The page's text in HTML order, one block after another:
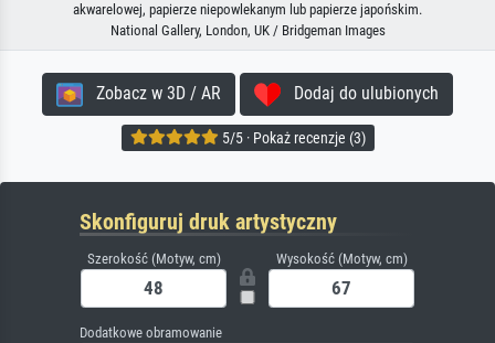
akwarelowej, papierze niepowlekanym lub papierze japońskim.
National Gallery, London, UK / Bridgeman Images
Zobacz w 3D / AR Dodaj do ulubionych
5/5 · Pokaż recenzje (3)
Skonfiguruj druk artystyczny
Szerokość (Motyw, cm) Wysokość (Motyw, cm)
Dodatkowe obramowanie